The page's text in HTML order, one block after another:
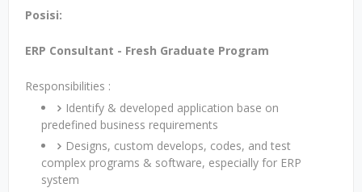
Posisi:
ERP Consultant - Fresh Graduate Program
Responsibilities :
Identify & developed application base on
predefined business requirements
Designs, custom develops, codes, and test
complex programs & software, especially for ERP
system